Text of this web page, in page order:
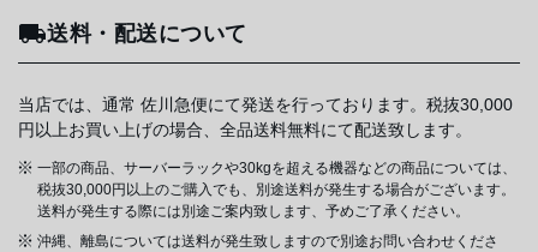
送料・配送について
当店では、通常 佐川急便にて発送を行っております。税抜30,000
円以上お買い上げの場合、全品送料無料にて配送致します。
一部の商品、サーバーラックや30kgを超える機器などの商品については、
税抜30,000円以上のご購入でも、別途送料が発生する場合がございます。
送料が発生する際には別途ご案内致します、予めご了承ください。
沖縄、離島については送料が発生致しますので別途お問い合わせくださ